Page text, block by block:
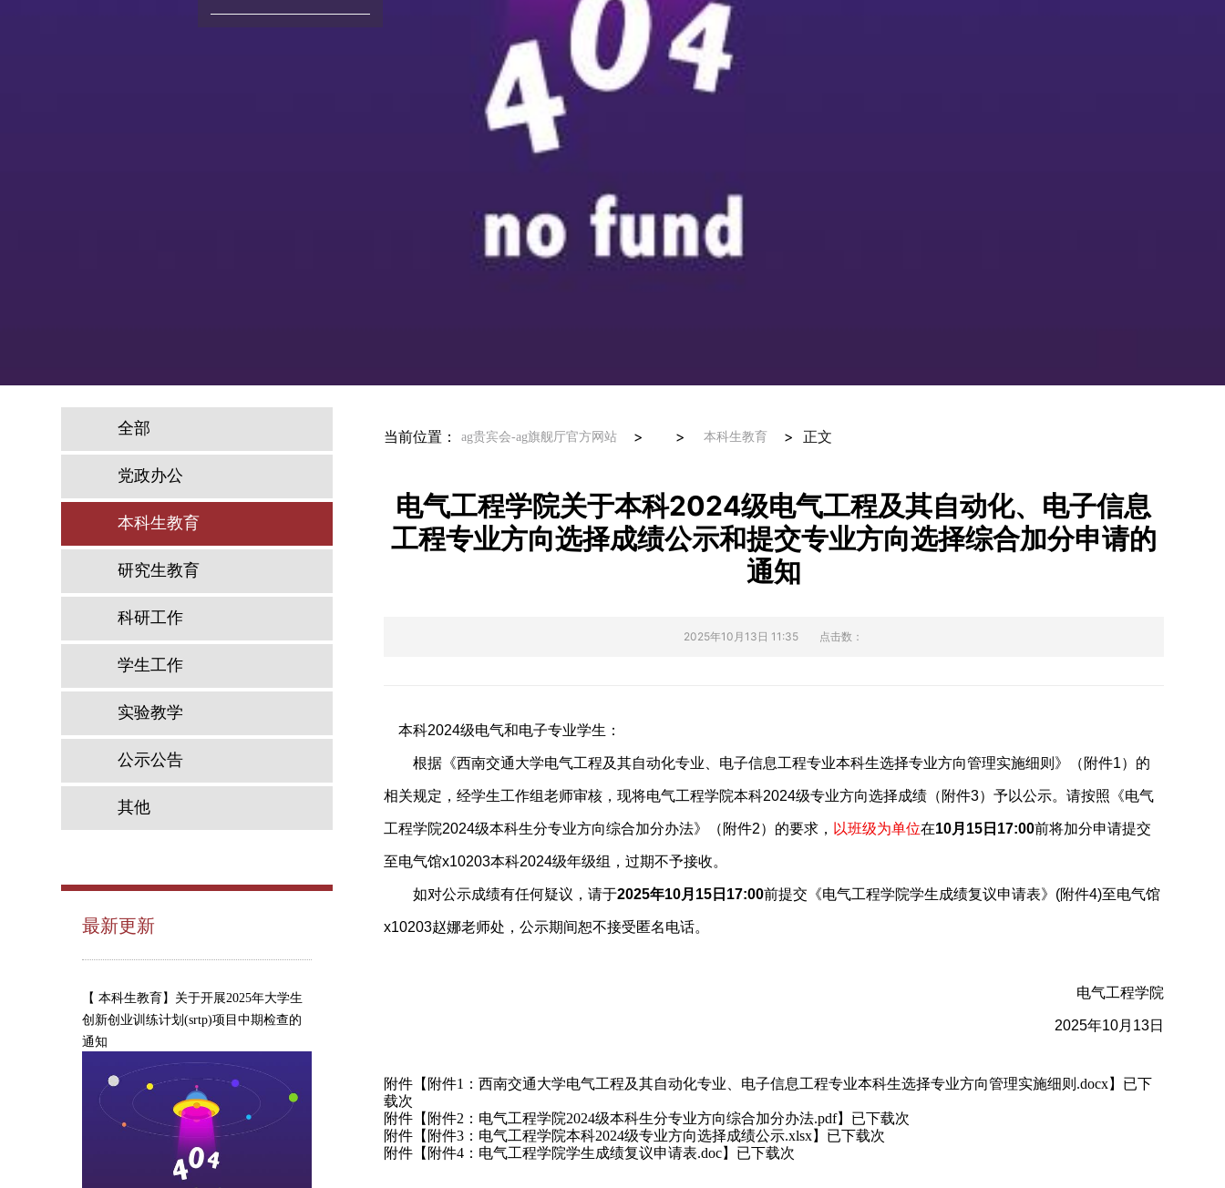
当前位置： ag贵宾会-ag旗舰厅官方网站 > > 本科生教育 > 正文
电气工程学院关于本科2024级电气工程及其自动化、电子信息
工程专业方向选择成绩公示和提交专业方向选择综合加分申请的
通知
2025年10月13日 11:35 点击数：
本科2024级电气和电子专业学生：
根据《西南交通大学电气工程及其自动化专业、电子信息工程专业本科生选择专业方向管理实施细则》（附件1）的
相关规定，经学生工作组老师审核，现将电气工程学院本科2024级专业方向选择成绩（附件3）予以公示。请按照《电气
工程学院2024级本科生分专业方向综合加分办法》（附件2）的要求， 以班级为单位在10月 15日 17:00前将加分申请提交
至电气馆x10203本科2024级年级组，过期不予接收。
如对公示成绩有任何疑议，请于2025年10月 15日 17:00前提交《电气工程学院学生成绩复议申请表》 (附件4)至电气馆
x10203赵娜老师处，公示期间恕不接受匿名电话。
电气工程学院
2025年10月 13日
附件【 附件1：西南交通大学电气工程及其自动化专业、电子信息工程专业本科生选择专业方向管理实施细则.docx】已下
载次
附件【 附件2：电气工程学院2024级本科生分专业方向综合加分办法.pdf】已下载次
附件【 附件3：电气工程学院本科2024级专业方向选择成绩公示.xlsx】已下载次
附件【 附件4：电气工程学院学生成绩复议申请表.doc】已下载次
全部
党政办公
本科生教育
研究生教育
科研工作
学生工作
实验教学
公示公告
其他
最新更新
【 本科生教育】关于开展2025年大学生
创新创业训练计划(srtp)项目中期检查的
通知